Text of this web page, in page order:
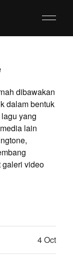
dibawakan
dalam bentuk
yang
lain
galeri video
4 Oct